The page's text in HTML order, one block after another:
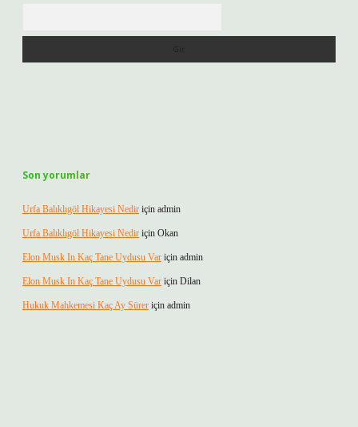
Son yorumlar
Urfa Balıklıgöl Hikayesi Nedir için admin
Urfa Balıklıgöl Hikayesi Nedir için Okan
Elon Musk In Kaç Tane Uydusu Var için admin
Elon Musk In Kaç Tane Uydusu Var için Dilan
Hukuk Mahkemesi Kaç Ay Sürer için admin